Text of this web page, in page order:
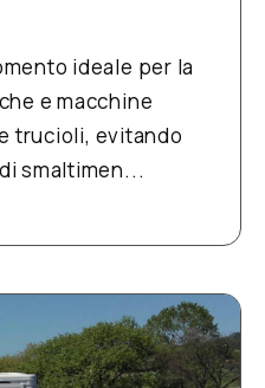
ideale per la
e macchine
trucioli, evitando
smaltimen...